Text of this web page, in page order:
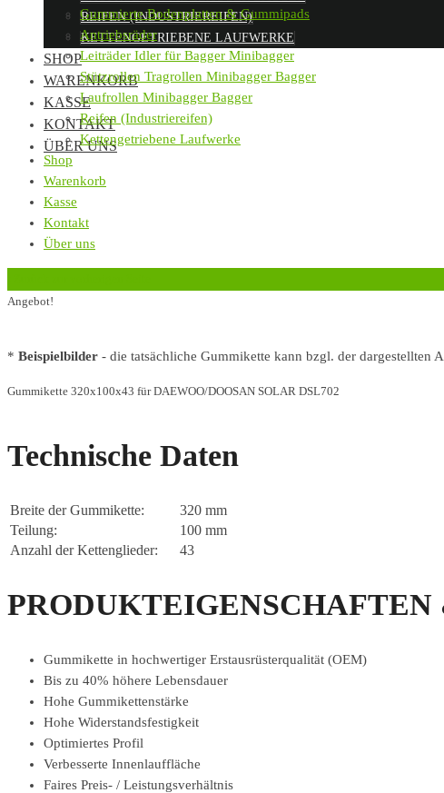
REIFEN (INDUSTRIEREIFEN)
KETTENGETRIEBENE LAUFWERKE
SHOP
WARENKORB
KASSE
KONTAKT
ÜBER UNS
Gummierte Bodenplatten & Gummipads
Antriebsräder
Leiträder Idler für Bagger Minibagger
Stützrollen Tragrollen Minibagger Bagger
Laufrollen Minibagger Bagger
Reifen (Industriereifen)
Kettengetriebene Laufwerke
Shop
Warenkorb
Kasse
Kontakt
Über uns
Angebot!
* Beispielbilder - die tatsächliche Gummikette kann bzgl. der
Gummikette 320x100x43 für DAEWOO/DOOSAN SOLAR DSL702
Technische Daten
Breite der Gummikette:
320 mm
Teilung:
100 mm
Anzahl der Kettenglieder:
43
PRODUKTEIGENSCHAFTEN
Gummikette in hochwertiger Erstausrüsterqualität (OEM)
Bis zu 40% höhere Lebensdauer
Hohe Gummikettenstärke
Hohe Widerstandsfestigkeit
Optimiertes Profil
Verbesserte Innenlauffläche
Faires Preis- / Leistungsverhältnis